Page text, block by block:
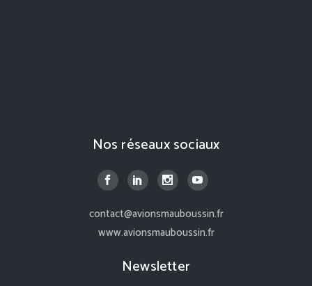
Nos réseaux sociaux
contact@avionsmauboussin.fr
www.avionsmauboussin.fr
Newsletter